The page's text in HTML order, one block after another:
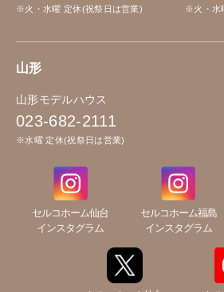
※火・水曜 定休(祝祭日は営業) ※火・水
山形
山形モデルハウス
023-682-2111
※水曜 定休(祝祭日は営業)
セルコホーム仙台
インスタグラム
セルコホーム福島
インスタグラム